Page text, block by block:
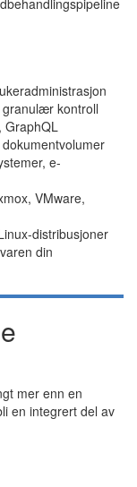
kontroll
GraphQL
e-
VMware,
distribusjoner
din
mer enn en
en integrert del av